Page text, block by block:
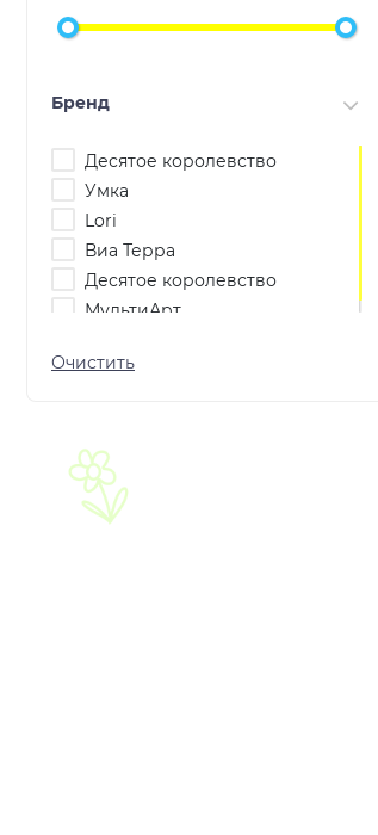
Бренд
Десятое королевство
Умка
Lori
Виа Терра
Десятое королевство
МультиАрт